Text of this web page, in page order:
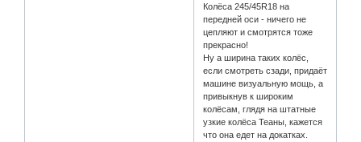
Колёса 245/45R18 на
передней оси - ничего не
цепляют и смотрятся тоже
прекрасно!
Ну а ширина таких колёс,
если смотреть сзади, придаёт
машине визуальную мощь, а
привыкнув к широким
колёсам, глядя на штатные
узкие колёса Теаны, кажется
что она едет на докатках.